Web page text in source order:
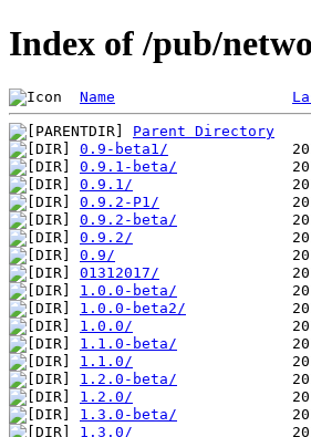
Index of /pub/
Name
Parent Directory
0.9-beta1/
0.9.1-beta/
0.9.1/
0.9.2-P1/
0.9.2-beta/
0.9.2/
0.9/
01312017/
1.0.0-beta/
1.0.0-beta2/
1.0.0/
1.1.0-beta/
1.1.0/
1.2.0-beta/
1.2.0/
1.3.0-beta/
1.3.0/